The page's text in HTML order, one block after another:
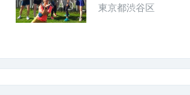
東京都渋谷区